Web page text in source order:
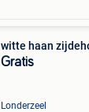
witte haan
Gratis
Londerzeel